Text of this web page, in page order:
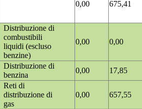
0,00 675,41
Distribuzione di
combustibili
liquidi (escluso
benzine)
0,00 0,00
Distribuzione di
benzina
0,00
17,85
Reti di
distribuzione di
gas
0,00 657,55